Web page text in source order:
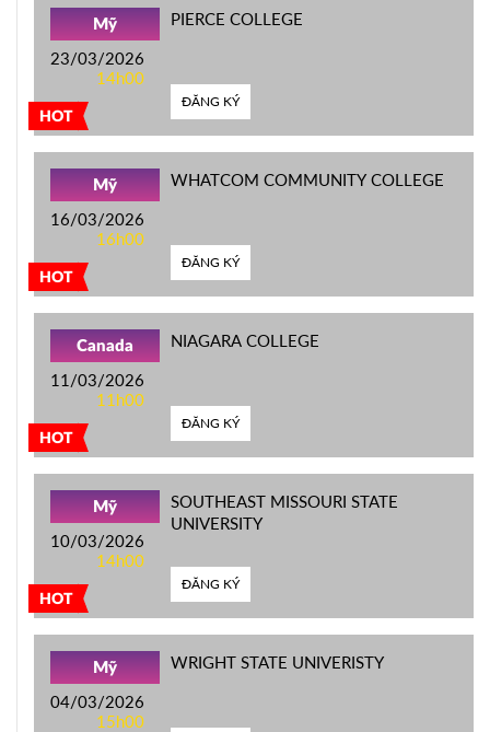
HOT
Mỹ
23/03/2026
14h00
PIERCE COLLEGE
ĐĂNG KÝ
HOT
Mỹ
16/03/2026
16h00
WHATCOM COMMUNITY COLLEGE
ĐĂNG KÝ
HOT
Canada
11/03/2026
11h00
NIAGARA COLLEGE
ĐĂNG KÝ
HOT
Mỹ
10/03/2026
14h00
SOUTHEAST MISSOURI STATE
UNIVERSITY
ĐĂNG KÝ
Mỹ
04/03/2026
15h00
WRIGHT STATE UNIVERISTY